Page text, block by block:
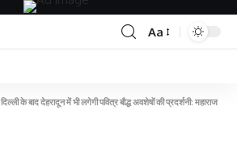
Aa
दिल्ली के बाद देहरादून में भी लगेगी पवित्र बौद्ध अवशेषों की प्रदर्शनी: महाराज